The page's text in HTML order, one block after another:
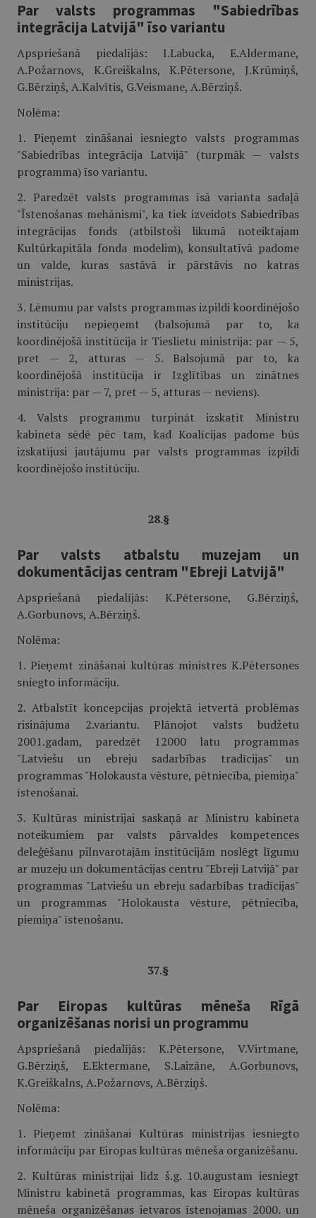
Par valsts programmas "Sabiedrības
integrācija Latvijā" īso variantu
Apspriešanā piedalījās: I.Labucka, E.Aldermane,
A.Požarnovs, K.Greiškalns, K.Pētersone, J.Krūmiņš,
G.Bērziņš, A.Kalvītis, G.Veismane, A.Bērziņš.
Nolēma:
1. Pieņemt zināšanai iesniegto valsts programmas
"Sabiedrības integrācija Latvijā" (turpmāk — valsts
programma) īso variantu.
2. Paredzēt valsts programmas īsā varianta sadaļā
"Īstenošanas mehānismi", ka tiek izveidots Sabiedrības
integrācijas fonds (atbilstoši likumā noteiktajam
Kultūrkapitāla fonda modelim), konsultatīvā padome
un valde, kuras sastāvā ir pārstāvis no katras
ministrijas.
3. Lēmumu par valsts programmas izpildi koordinējošo
institūciju nepieņemt (balsojumā par to, ka
koordinējošā institūcija ir Tieslietu ministrija: par — 5,
pret — 2, atturas — 5. Balsojumā par to, ka
koordinējošā institūcija ir Izglītības un zinātnes
ministrija: par — 7, pret — 5, atturas — neviens).
4. Valsts programmu turpināt izskatīt Ministru
kabineta sēdē pēc tam, kad Koalīcijas padome būs
izskatījusi jautājumu par valsts programmas izpildi
koordinējošo institūciju.
28.§
Par valsts atbalstu muzejam un
dokumentācijas centram "Ebreji Latvijā"
Apspriešanā piedalījās: K.Pētersone, G.Bērziņš,
A.Gorbunovs, A.Bērziņš.
Nolēma:
1. Pieņemt zināšanai kultūras ministres K.Pētersones
sniegto informāciju.
2. Atbalstīt koncepcijas projektā ietvertā problēmas
risinājuma 2.variantu. Plānojot valsts budžetu
2001.gadam, paredzēt 12000 latu programmas
"Latviešu un ebreju sadarbības tradīcijas" un
programmas "Holokausta vēsture, pētniecība, piemiņa"
īstenošanai.
3. Kultūras ministrijai saskaņā ar Ministru kabineta
noteikumiem par valsts pārvaldes kompetences
deleģēšanu pilnvarotajām institūcijām noslēgt līgumu
ar muzeju un dokumentācijas centru "Ebreji Latvijā" par
programmas "Latviešu un ebreju sadarbības tradīcijas"
un programmas "Holokausta vēsture, pētniecība,
piemiņa" īstenošanu.
37.§
Par Eiropas kultūras mēneša Rīgā
organizēšanas norisi un programmu
Apspriešanā piedalījās: K.Pētersone, V.Virtmane,
G.Bērziņš, E.Ektermane, S.Laizāne, A.Gorbunovs,
K.Greiškalns, A.Požarnovs, A.Bērziņš.
Nolēma:
1. Pieņemt zināšanai Kultūras ministrijas iesniegto
informāciju par Eiropas kultūras mēneša organizēšanu.
2. Kultūras ministrijai līdz š.g. 10.augustam iesniegt
Ministru kabinetā programmas, kas Eiropas kultūras
mēneša organizēšanas ietvaros īstenojamas 2000. un